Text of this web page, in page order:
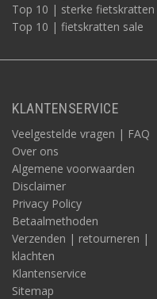
Top 10 | sterke fietskratten
Top 10 | fietskratten sale
KLANTENSERVICE
Veelgestelde vragen | FAQ
Over ons
Algemene voorwaarden
Disclaimer
Privacy Policy
Betaalmethoden
Verzenden | retourneren |
klachten
Klantenservice
Sitemap